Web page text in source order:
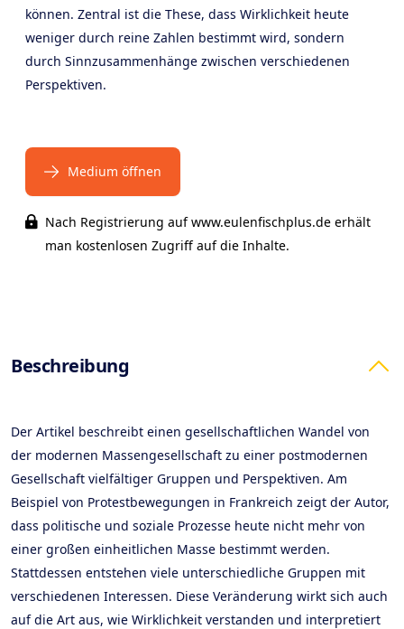
können. Zentral ist die These, dass Wirklichkeit heute
weniger durch reine Zahlen bestimmt wird, sondern
durch Sinnzusammenhänge zwischen verschiedenen
Perspektiven.
Medium öffnen
Nach Registrierung auf www.eulenfischplus.de erhält
man kostenlosen Zugriff auf die Inhalte.
Products
Beschreibung
Der Artikel beschreibt einen gesellschaftlichen Wandel von
der modernen Massengesellschaft zu einer postmodernen
Gesellschaft vielfältiger Gruppen und Perspektiven. Am
Beispiel von Protestbewegungen in Frankreich zeigt der Autor,
dass politische und soziale Prozesse heute nicht mehr von
einer großen einheitlichen Masse bestimmt werden.
Stattdessen entstehen viele unterschiedliche Gruppen mit
verschiedenen Interessen. Diese Veränderung wirkt sich auch
auf die Art aus, wie Wirklichkeit verstanden und interpretiert